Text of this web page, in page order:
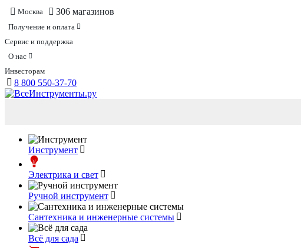
Москва 306 магазинов
Получение и оплата
Сервис и поддержка
О нас
Инвесторам
8 800 550-37-70
Инструмент
Электрика и свет
Ручной инструмент
Сантехника и инженерные системы
Всё для сада